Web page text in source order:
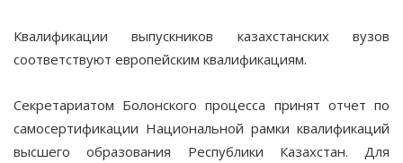
Квалификации выпускников казахстанских вузов
соответствуют европейским квалификациям.
Секретариатом Болонского процесса принят отчет по
самосертификации Национальной рамки квалификаций
высшего образования Республики Казахстан. Для